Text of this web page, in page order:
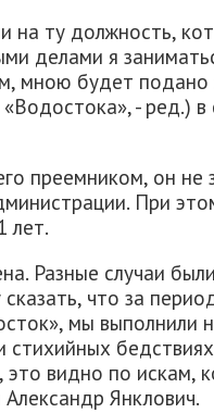
на ту должность,
делами я
мною будет подано
- ред.) в
преемником, он не
При
лет.
Разные случаи
что за
мы выполнили
стихийных
видно по искам,
Янклович.